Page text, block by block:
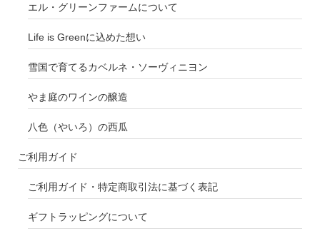
エル・グリーンファームについて
Life is Greenに込めた想い
雪国で育てるカベルネ・ソーヴィニヨン
やま庭のワインの醸造
八色（やいろ）の西瓜
ご利用ガイド
ご利用ガイド・特定商取引法に基づく表記
ギフトラッピングについて